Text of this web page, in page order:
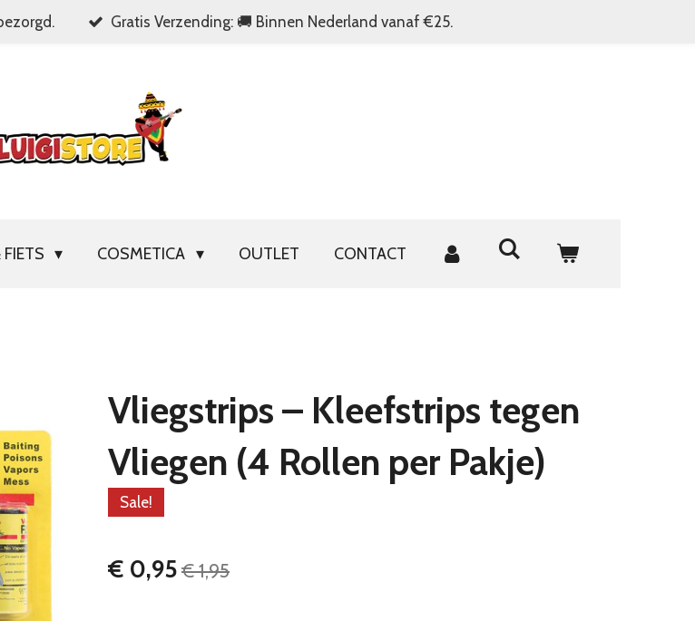
Gratis Verzending: 🚚 Binnen Nederland vanaf €25.
COSMETICA OUTLET CONTACT
Vliegstrips – Kleefstrips tegen
Vliegen (4 Rollen per Pakje)
Sale!
€ 0,95 € 1,95